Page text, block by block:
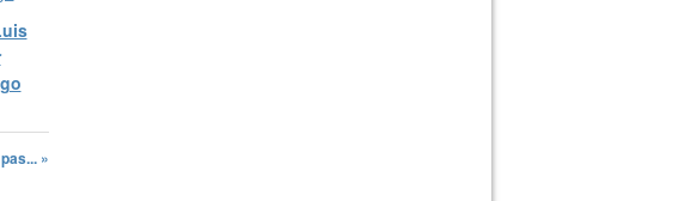
»